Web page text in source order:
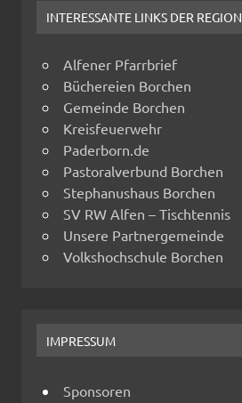
INTERESSANTE LINKS DER REGION
Alfener Pfarrbrief
Büchereien Borchen
Gemeinde Borchen
Kreisfeuerwehr
Paderborn.de
Pastoralverbund Borchen
Stephanushaus Borchen
SV RW Alfen – Tischtennis
Unsere Partnergemeinde
Volkshochschule Borchen
IMPRESSUM
Sponsoren